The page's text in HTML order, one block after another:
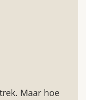
Maar hoe